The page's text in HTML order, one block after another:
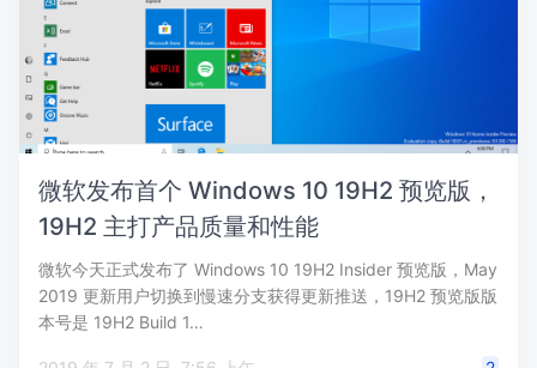
微软发布首个 Windows 10 19H2 预览版，
19H2 主打产品质量和性能
微软今天正式发布了 Windows 10 19H2 Insider 预览版，May
2019 更新用户切换到慢速分支获得更新推送，19H2 预览版版
本号是 19H2 Build 1…